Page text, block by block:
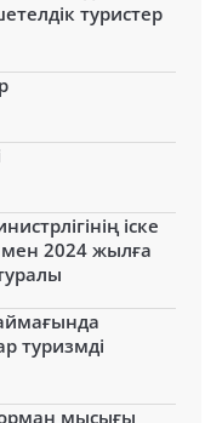
туристер
іске
2024 жылға
туризмді
мысығы